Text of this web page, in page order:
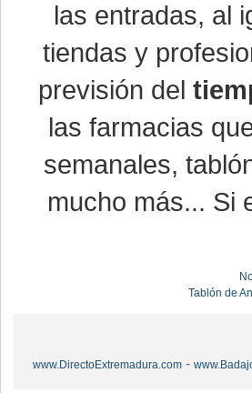
las entradas, al
tiendas y
previsión del
las farmacias
semanales,
mucho más... Si
Tablón de
www.DirectoExtremadura.com -